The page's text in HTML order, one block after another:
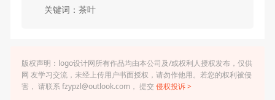
关键词：茶叶
版权声明：logo设计网所有作品均由本公司及/或权利人授权发布，仅供
网 友学习交流，未经上传用户书面授权，请勿作他用。若您的权利被侵
害， 请联系 fzypzl@outlook.com， 提交 侵权投诉 >